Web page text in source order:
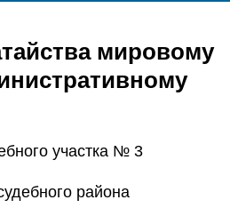
мировому
участка № 3
района